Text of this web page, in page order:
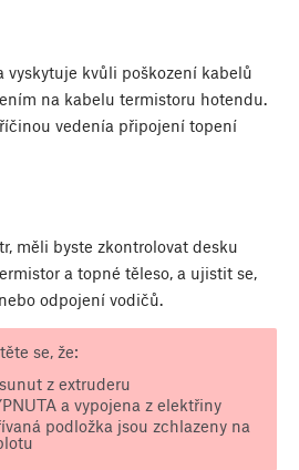
vyskytuje kvůli poškození kabelů
na kabelu termistoru hotendu.
vedenía připojení topení
měli byste zkontrolovat desku
a topné těleso, a ujistit se,
odpojení vodičů.
se, že:
z extruderu
a vypojena z elektřiny
podložka jsou zchlazeny na